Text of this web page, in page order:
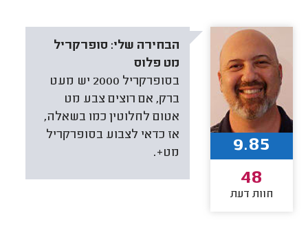
הבחירה שלי: סופרקריל
מט פלוס
בסופרקריל 2000 יש מעט
ברק, אם רוצים צבע מט
אטום לחלוטין כמו בשאלה,
אז כדאי לצבוע בסופרקריל
מט+.
9.85
48
חוות דעת